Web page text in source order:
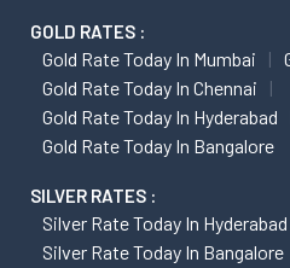
GOLD RATES :
Gold Rate Today In Mumbai
Gold Rate Today In Chennai
Gold Rate Today In Hyderabad
Gold Rate Today In Bangalore
SILVER RATES :
Silver Rate Today In Hyderabad
Silver Rate Today In Bangalore